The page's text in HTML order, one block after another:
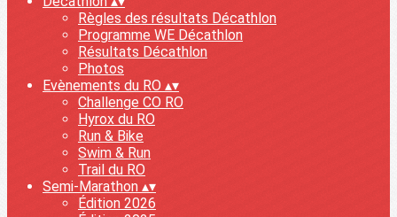
Règles des résultats Décathlon
Programme WE Décathlon
Résultats Décathlon
Photos
Evènements du RO ▴▾
Challenge CO RO
Hyrox du RO
Run & Bike
Swim & Run
Trail du RO
Semi-Marathon ▴▾
Édition 2026